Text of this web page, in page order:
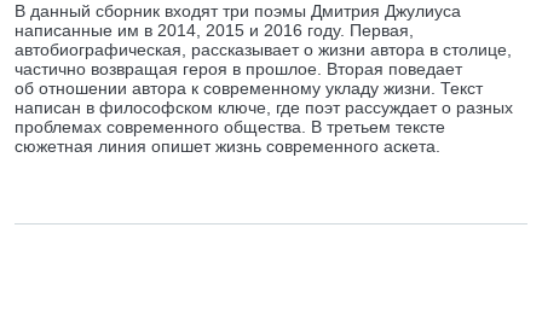
В данный сборник входят три поэмы Дмитрия Джулиуса
написанные им в 2014, 2015 и 2016 году. Первая,
автобиографическая, рассказывает о жизни автора в столице,
частично возвращая героя в прошлое. Вторая поведает
об отношении автора к современному укладу жизни. Текст
написан в философском ключе, где поэт рассуждает о разных
проблемах современного общества. В третьем тексте
сюжетная линия опишет жизнь современного аскета.